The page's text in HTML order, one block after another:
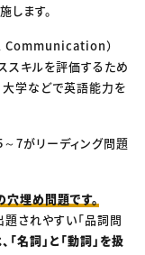
ます。
）
スキルを評価するため
学などで英語能力を
7がリーディング問題
埋め問題です。
されやすい「品詞問
名詞」と「動詞」を扱